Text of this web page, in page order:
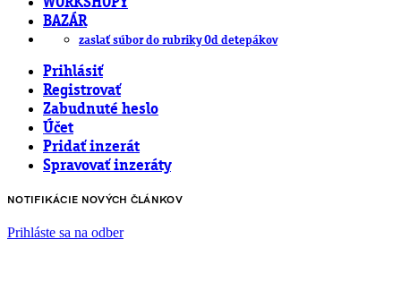
WORKSHOPY
BAZÁR
zaslať súbor do rubriky Od detepákov
Prihlásiť
Registrovať
Zabudnuté heslo
Účet
Pridať inzerát
Spravovať inzeráty
NOTIFIKÁCIE NOVÝCH ČLÁNKOV
Prihláste sa na odber